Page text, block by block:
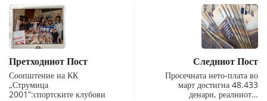
Претходниот Пост
Соопштение на КК
„Струмица
2001“:спортските клубови
Следниот Пост
Просечната нето-плата во
март достигна 48.433
денари, реалниот…